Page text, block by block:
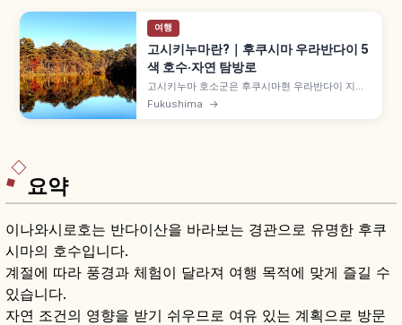
여행
고시키누마란?｜후쿠시마 우라반다이 5
색 호수·자연 탐방로
고시키누마 호소군은 후쿠시마현 우라반다이 지역
의 호소군으로, 1888년 반다이산 대분화 산체 붕괴
Fukushima →
요약
이나와시로호는 반다이산을 바라보는 경관으로 유명한 후쿠
시마의 호수입니다.
계절에 따라 풍경과 체험이 달라져 여행 목적에 맞게 즐길 수
있습니다.
자연 조건의 영향을 받기 쉬우므로 여유 있는 계획으로 방문